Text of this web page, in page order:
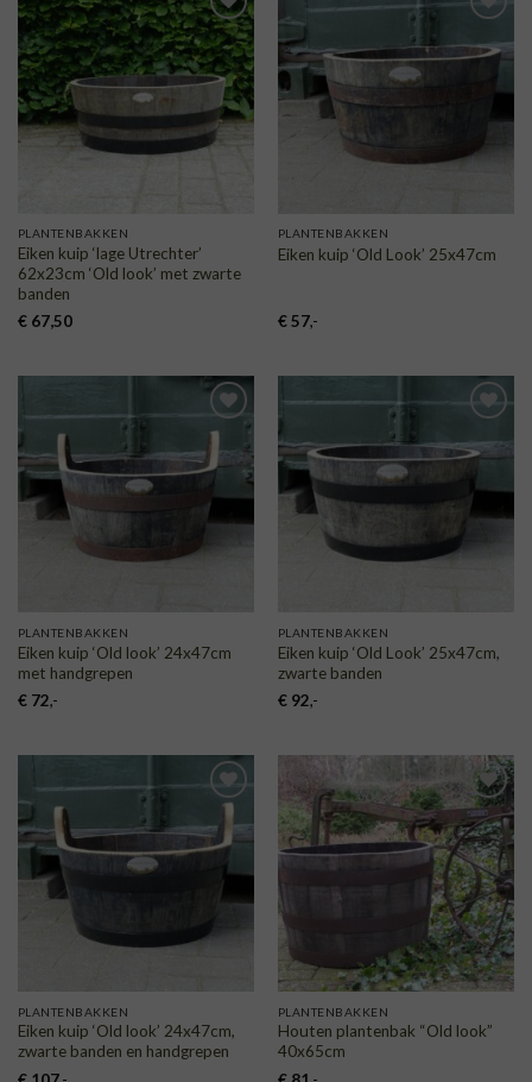
TOEVOEGEN
AAN
VERLANGLIJST
PLANTENBAKKEN
Eiken kuip ‘lage Utrechter’
62x23cm ‘Old look’ met zwarte
banden
€67,50
TOEVOEGEN
AAN
VERLANGLIJST
PLANTENBAKKEN
Eiken kuip ‘Old Look’ 25x47cm
€57,-
AAN
VERLANGLIJST
PLANTENBAKKEN
Eiken kuip ‘Old look’ 24x47cm
met handgrepen
€72,-
TOEVOEGEN
AAN
VERLANGLIJST
PLANTENBAKKEN
Eiken kuip ‘Old Look’ 25x47cm,
zwarte banden
€92,-
TOEVOEGEN
AAN
VERLANGLIJST
PLANTENBAKKEN
Eiken kuip ‘Old look’ 24x47cm,
zwarte banden en handgrepen
TOEVOEGEN
AAN
VERLANGLIJST
PLANTENBAKKEN
Houten plantenbak “Old look”
40x65cm